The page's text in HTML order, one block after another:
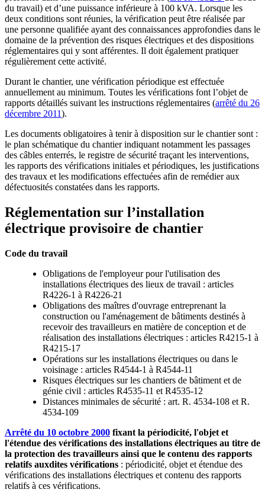
du travail) et d’une puissance inférieure à 100 kVA. Lorsque les
deux conditions sont réunies, la vérification peut être réalisée par
une personne qualifiée ayant des connaissances approfondies dans le
domaine de la prévention des risques électriques et des dispositions
réglementaires qui y sont afférentes. Il doit également pratiquer
régulièrement cette activité.
Durant le chantier, une vérification périodique est effectuée
annuellement au minimum. Toutes les vérifications font l’objet de
rapports détaillés suivant les instructions réglementaires (arrêté du 26
décembre 2011).
Les documents obligatoires à tenir à disposition sur le chantier sont :
le plan schématique du chantier indiquant notamment les passages
des câbles enterrés, le registre de sécurité traçant les interventions,
les rapports des vérifications initiales et périodiques, les justifications
des travaux et les modifications effectuées afin de remédier aux
défectuosités constatées dans les rapports.
Réglementation sur l’installation
électrique provisoire de chantier
Code du travail
Obligations de l'employeur pour l'utilisation des
installations électriques des lieux de travail : articles
R4226-1 à R4226-21
Obligations des maîtres d'ouvrage entreprenant la
construction ou l'aménagement de bâtiments destinés à
recevoir des travailleurs en matière de conception et de
réalisation des installations électriques : articles R4215-1 à
R4215-17
Opérations sur les installations électriques ou dans le
voisinage : articles R4544-1 à R4544-11
Risques électriques sur les chantiers de bâtiment et de
génie civil : articles R4535-11 et R4535-12
Distances minimales de sécurité : art. R. 4534-108 et R.
4534-109
Arrêté du 10 octobre 2000 fixant la périodicité, l'objet et
l'étendue des vérifications des installations électriques au titre de
la protection des travailleurs ainsi que le contenu des rapports
relatifs auxdites vérifications : périodicité, objet et étendue des
vérifications des installations électriques et contenu des rapports
relatifs à ces vérifications.